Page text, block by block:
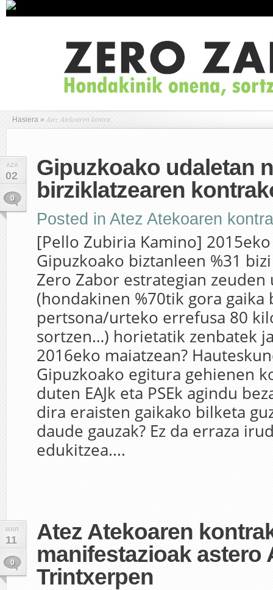
Hasiera » Atez Atekoaren kontra
AZA
02
0
Gipuzkoako udaletan
birziklatzearen
Posted in Atez Atekoaren kontra
[Pello Zubiria Kamino]
Gipuzkoako biztanleen %31
Zero Zabor estrategian
(hondakinen %70tik gora gaika
pertsona/urteko errefusa 80
sortzen…) horietatik zenbatek
2016eko maiatzean?
Gipuzkoako egitura gehienen
duten EAJk eta PSEk agindu
dira eraisten gaikako bilketa
daude gauzak? Ez da erraza
edukitzea....
MAR
11
0
Atez Atekoaren
manifestazioak astero
Trintxerpen